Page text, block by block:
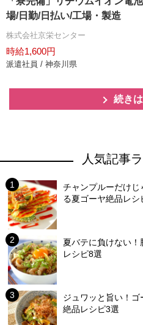
場/日勤/日払い/工場・製造
株式会社京栄センター
時給1,600円
派遣社員 / 神奈川県
続き
人気記事
チャンプルーだけ
る夏ゴーヤ絶品レシ
夏バテに負けない
レシピ8選
ジュワッと旨い！
絶品レシピ3選